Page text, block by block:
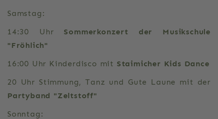
Samstag:
14:30 Uhr Sommerkonzert der Musikschule
"Fröhlich"
16:00 Uhr Kinderdisco mit Staimicher Kids Dance
20 Uhr Stimmung, Tanz und Gute Laune mit der
Partyband "Zeltstoff"
Sonntag: